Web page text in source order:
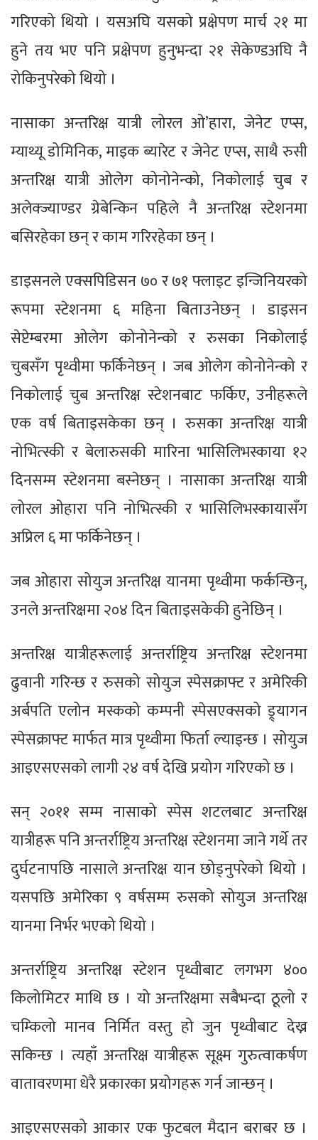
गरिएको थियो । यसअघि यसको प्रक्षेपण मार्च २१ मा
हुने तय भए पनि प्रक्षेपण हुनुभन्दा २१ सेकेण्डअघि नै
रोकिनुपरेको थियो ।
नासाका अन्तरिक्ष यात्री लोरल ओ’हारा, जेनेट एप्स,
म्याथ्यू डोमिनिक, माइक ब्यारेट र जेनेट एप्स, साथै रुसी
अन्तरिक्ष यात्री ओलेग कोनोनेन्को, निकोलाई चुब र
अलेक्ज्याण्डर ग्रेबेन्किन पहिले नै अन्तरिक्ष स्टेशनमा
बसिरहेका छन् र काम गरिरहेका छन् ।
डाइसनले एक्सपिडिसन ७० र ७१ फ्लाइट इन्जिनियरको
रूपमा स्टेशनमा ६ महिना बिताउनेछन् । डाइसन
सेप्टेम्बरमा ओलेग कोनोनेन्को र रुसका निकोलाई
चुबसँग पृथ्वीमा फर्किनेछन् । जब ओलेग कोनोनेन्को र
निकोलाई चुब अन्तरिक्ष स्टेशनबाट फर्किए, उनीहरूले
एक वर्ष बिताइसकेका छन् । रुसका अन्तरिक्ष यात्री
नोभित्स्की र बेलारुसकी मारिना भासिलिभस्काया १२
दिनसम्म स्टेशनमा बस्नेछन् । नासाका अन्तरिक्ष यात्री
लोरल ओहारा पनि नोभित्स्की र भासिलिभस्कायासँग
अप्रिल ६ मा फर्किनेछन् ।
जब ओहारा सोयुज अन्तरिक्ष यानमा पृथ्वीमा फर्कन्छिन्,
उनले अन्तरिक्षमा २०४ दिन बिताइसकेकी हुनेछिन् ।
अन्तरिक्ष यात्रीहरूलाई अन्तर्राष्ट्रिय अन्तरिक्ष स्टेशनमा
ढुवानी गरिन्छ र रुसको सोयुज स्पेसक्राफ्ट र अमेरिकी
अर्बपति एलोन मस्कको कम्पनी स्पेसएक्सको ड्र्यागन
स्पेसक्राफ्ट मार्फत मात्र पृथ्वीमा फिर्ता ल्याइन्छ । सोयुज
आइएसएसको लागी २४ वर्ष देखि प्रयोग गरिएको छ ।
सन् २०११ सम्म नासाको स्पेस शटलबाट अन्तरिक्ष
यात्रीहरू पनि अन्तर्राष्ट्रिय अन्तरिक्ष स्टेशनमा जाने गर्थे तर
दुर्घटनापछि नासाले अन्तरिक्ष यान छोड्नुपरेको थियो ।
यसपछि अमेरिका ९ वर्षसम्म रुसको सोयुज अन्तरिक्ष
यानमा निर्भर भएको थियो ।
अन्तर्राष्ट्रिय अन्तरिक्ष स्टेशन पृथ्वीबाट लगभग ४००
किलोमिटर माथि छ । यो अन्तरिक्षमा सबैभन्दा ठूलो र
चम्किलो मानव निर्मित वस्तु हो जुन पृथ्वीबाट देख्न
सकिन्छ । त्यहाँ अन्तरिक्ष यात्रीहरू सूक्ष्म गुरुत्वाकर्षण
वातावरणमा धेरै प्रकारका प्रयोगहरू गर्न जान्छन् ।
आइएसएसको आकार एक फुटबल मैदान बराबर छ ।